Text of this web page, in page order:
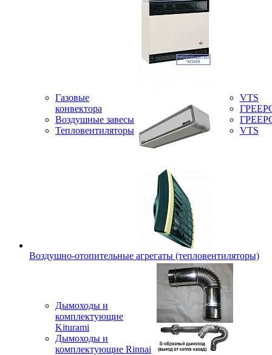
Газовые
конвектора
Воздушные завесы
Тепловентиляторы
VTS
VTS
Воздушно-отопительные агрегаты (тепловентиляторы)
Дымоходы и
комплектующие
Kiturami
Дымоходы и
комплектующие Rinnai